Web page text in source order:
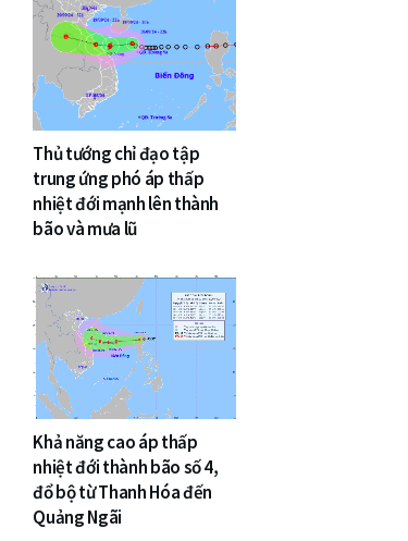
Thủ tướng chỉ đạo tập
trung ứng phó áp thấp
nhiệt đới mạnh lên thành
bão và mưa lũ
Khả năng cao áp thấp
nhiệt đới thành bão số 4,
đổ bộ từ Thanh Hóa đến
Quảng Ngãi